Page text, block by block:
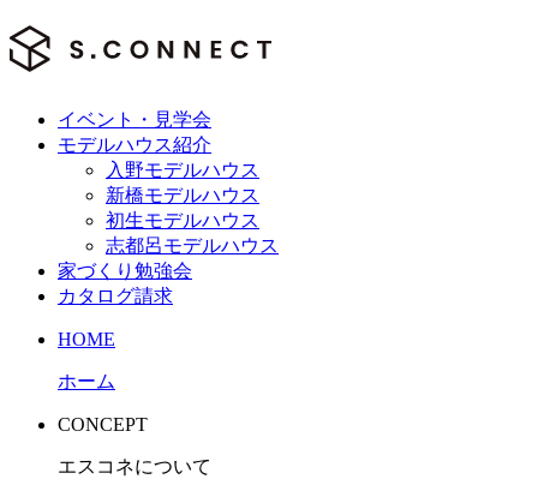
イベント・見学会
モデルハウス紹介
入野モデルハウス
新橋モデルハウス
初生モデルハウス
志都呂モデルハウス
家づくり勉強会
カタログ請求
HOME
ホーム
CONCEPT
エスコネについて